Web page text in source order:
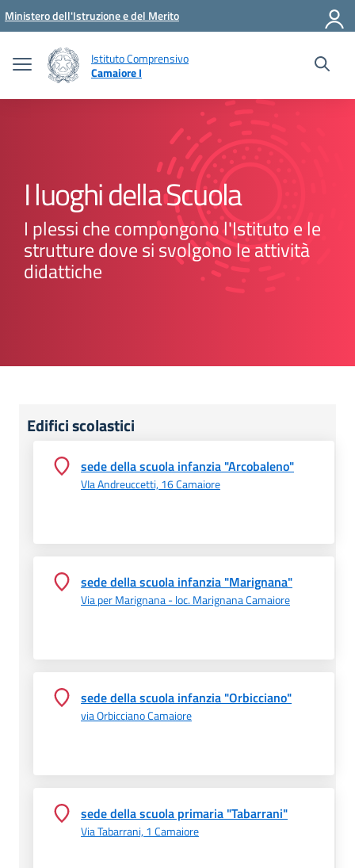
Vai ai contenuti
Vai al menu di navigazione
Vai al footer
Ministero dell'Istruzione e del Merito
Istituto Comprensivo
Camaiore I
I luoghi della Scuola
I plessi che compongono l'Istituto e le
strutture dove si svolgono le attività
didattiche
Edifici scolastici
sede della scuola infanzia "Arcobaleno"
VIa Andreuccetti, 16 Camaiore
sede della scuola infanzia "Marignana"
Via per Marignana - loc. Marignana Camaiore
sede della scuola infanzia "Orbicciano"
via Orbicciano Camaiore
sede della scuola primaria "Tabarrani"
Via Tabarrani, 1 Camaiore